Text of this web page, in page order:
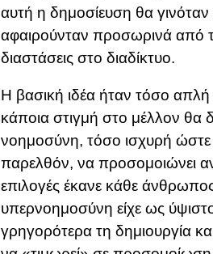
αυτή η δημοσίευση θα γινόταν
αφαιρούνταν προσωρινά από
διαστάσεις στο διαδίκτυο.
Η βασική ιδέα ήταν τόσο
κάποια στιγμή στο μέλλον θα
νοημοσύνη, τόσο ισχυρή ώστε
παρελθόν, να προσομοιώνει
επιλογές έκανε κάθε
υπερνοημοσύνη είχε ως
γρηγορότερα τη δημιουργία